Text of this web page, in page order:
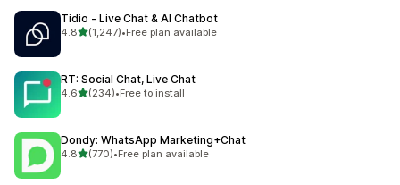
Tidio ‑ Live Chat & AI Chatbot
4.8滿分 5 顆星
(1,247)
共有 1247 則評價
•Free plan available
RT: Social Chat, Live Chat
4.6滿分 5 顆星
(234)
共有 234 則評價
•Free to install
Dondy: WhatsApp Marketing+Chat
4.8滿分 5 顆星
(770)
共有 770 則評價
•Free plan available